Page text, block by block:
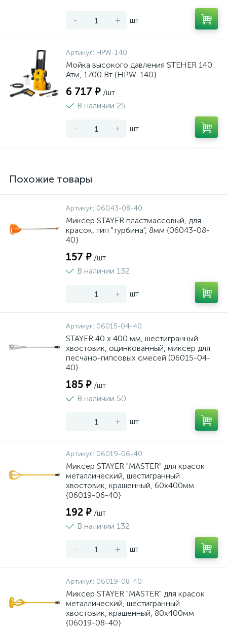
- + шт
Артикул: HPW-140
Мойка высокого давления STEHER 140
Атм, 1700 Вт {HPW-140}
6 717 ₽ /шт
В наличии 25
- + шт
Похожие товары
Артикул: 06043-08-40
Миксер STAYER пластмассовый, для
красок, тип "турбина", 8мм {06043-08-
40}
157 ₽ /шт
В наличии 132
- + шт
Артикул: 06015-04-40
STAYER 40 х 400 мм, шестигранный
хвостовик, оцинкованный, миксер для
песчано-гипсовых смесей (06015-04-
40)
185 ₽ /шт
В наличии 50
- + шт
Артикул: 06019-06-40
Миксер STAYER "MASTER" для красок
металлический, шестигранный
хвостовик, крашенный, 60х400мм
{06019-06-40}
192 ₽ /шт
В наличии 132
- + шт
Артикул: 06019-08-40
Миксер STAYER "MASTER" для красок
металлический, шестигранный
хвостовик, крашенный, 80х400мм
{06019-08-40}